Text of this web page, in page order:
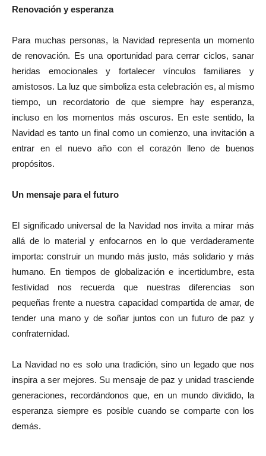
Renovación y esperanza
Para muchas personas, la Navidad representa un momento
de renovación. Es una oportunidad para cerrar ciclos, sanar
heridas emocionales y fortalecer vínculos familiares y
amistosos. La luz que simboliza esta celebración es, al mismo
tiempo, un recordatorio de que siempre hay esperanza,
incluso en los momentos más oscuros. En este sentido, la
Navidad es tanto un final como un comienzo, una invitación a
entrar en el nuevo año con el corazón lleno de buenos
propósitos.
Un mensaje para el futuro
El significado universal de la Navidad nos invita a mirar más
allá de lo material y enfocarnos en lo que verdaderamente
importa: construir un mundo más justo, más solidario y más
humano. En tiempos de globalización e incertidumbre, esta
festividad nos recuerda que nuestras diferencias son
pequeñas frente a nuestra capacidad compartida de amar, de
tender una mano y de soñar juntos con un futuro de paz y
confraternidad.
La Navidad no es solo una tradición, sino un legado que nos
inspira a ser mejores. Su mensaje de paz y unidad trasciende
generaciones, recordándonos que, en un mundo dividido, la
esperanza siempre es posible cuando se comparte con los
demás.